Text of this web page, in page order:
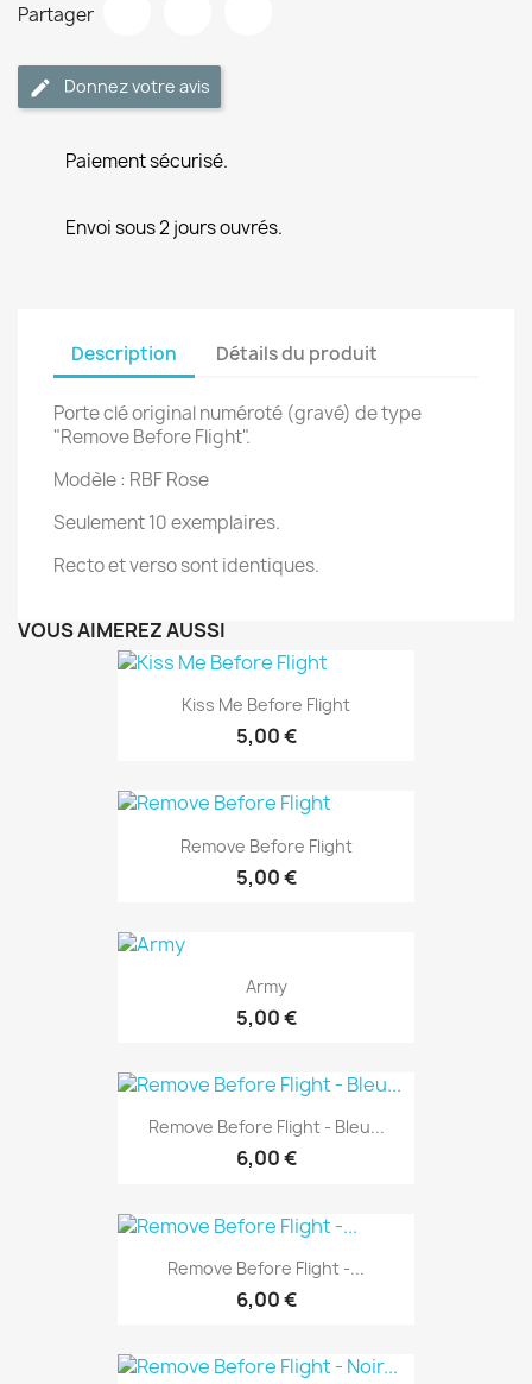
Partager
Donnez votre avis
Paiement sécurisé.
Envoi sous 2 jours ouvrés.
Description Détails du produit
Porte clé original numéroté (gravé) de type
"Remove Before Flight".
Modèle : RBF Rose
Seulement 10 exemplaires.
Recto et verso sont identiques.
VOUS AIMEREZ AUSSI
Kiss Me Before Flight
5,00 €
Remove Before Flight
5,00 €
Army
5,00 €
Remove Before Flight - Bleu...
6,00 €
Remove Before Flight -...
6,00 €